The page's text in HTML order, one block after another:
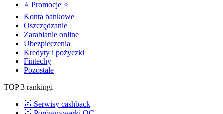
⭐ Promocje ⭐
Konta bankowe
Oszczędzanie
Zarabianie online
Ubezpieczenia
Kredyty i pożyczki
Fintechy
Pozostałe
TOP 3 rankingi
🥇 Serwisy cashback